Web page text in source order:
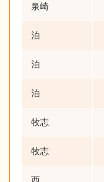
泉崎
泊
泊
泊
牧志
牧志
西